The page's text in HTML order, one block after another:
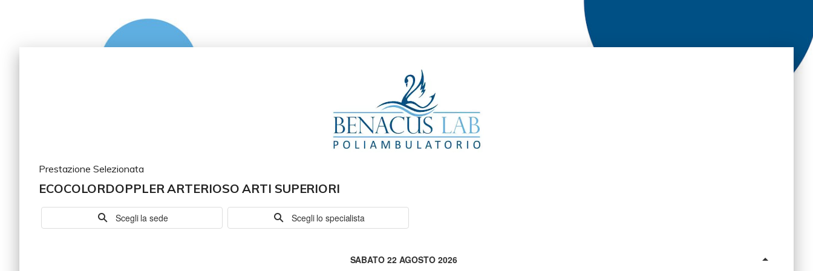
Prestazione Selezionata
ECOCOLORDOPPLER ARTERIOSO ARTI SUPERIORI
Scegli la sede Scegli lo specialista
SABATO 22 AGOSTO 2026